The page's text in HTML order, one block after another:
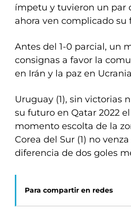
ímpetu y tuvieron un par
ahora ven complicado su
Antes del 1-0 parcial, un
consignas a favor la
en Irán y la paz en
Uruguay (1), sin victorias
su futuro en Qatar 2022
momento escolta de la
Corea del Sur (1) no
diferencia de dos goles
Para compartir en redes